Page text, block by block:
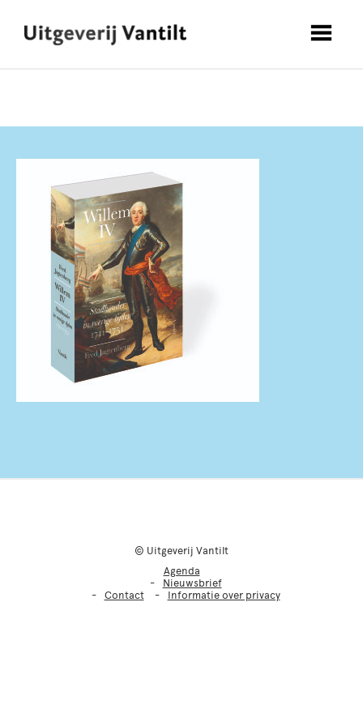
© Uitgeverij Vantilt
Agenda
Nieuwsbrief
Contact
Informatie over privacy